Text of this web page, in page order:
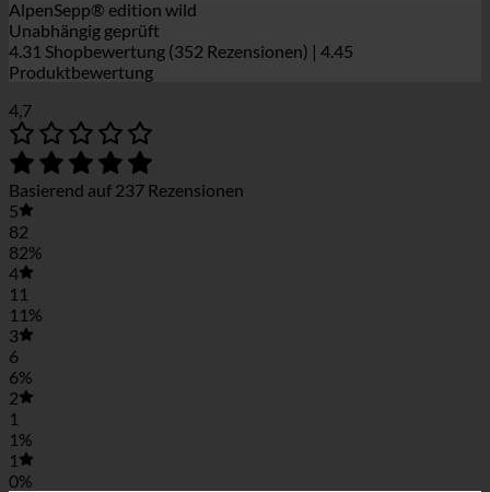
AlpenSepp® edition wild
Unabhängig geprüft
4.31 Shopbewertung (352 Rezensionen) | 4.45
Produktbewertung
4,7
Basierend auf 237 Rezensionen
5
82
82%
4
11
11%
3
6
6%
2
1
1%
1
0%